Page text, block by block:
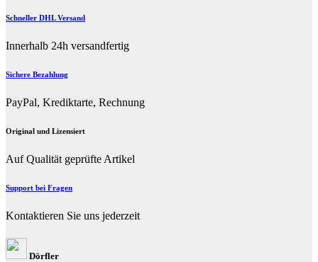
Schneller DHL Versand
Innerhalb 24h versandfertig
Sichere Bezahlung
PayPal, Krediktarte, Rechnung
Original und Lizensiert
Auf Qualität geprüfte Artikel
Support bei Fragen
Kontaktieren Sie uns jederzeit
Dörfler